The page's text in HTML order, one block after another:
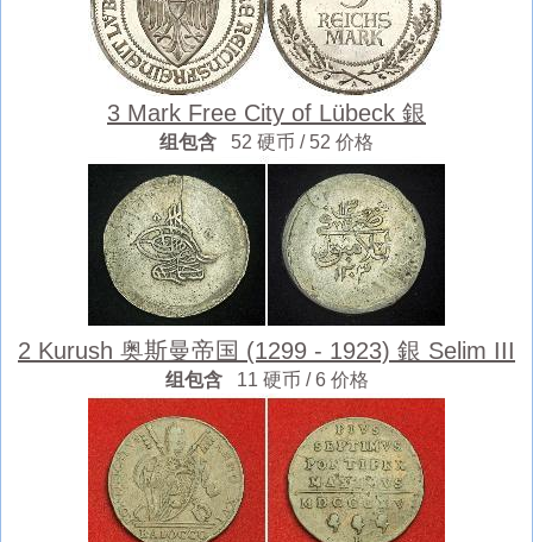
3 Mark Free City of Lübeck 銀
组包含 52 硬币 / 52 价格
2 Kurush 奥斯曼帝国 (1299 - 1923) 銀 Selim III
组包含 11 硬币 / 6 价格